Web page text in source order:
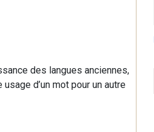
des langues anciennes,
d’un mot pour un autre